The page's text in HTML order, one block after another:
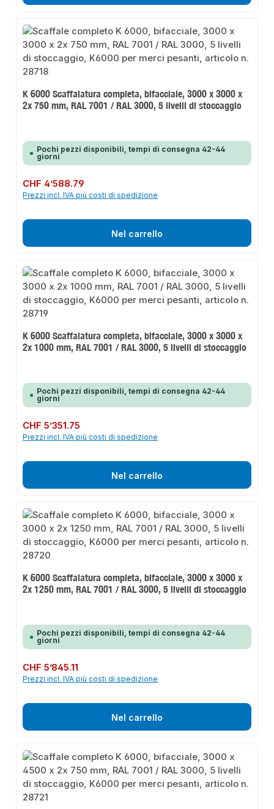
K 6000 Scaffalatura completa, bifacciale, 3000 x 3000 x
2x 750 mm, RAL 7001 / RAL 3000, 5 livelli di stoccaggio
Pochi pezzi disponibili, tempi di consegna 42-44
giorni
Prezzo normale:
CHF 4’588.79
Prezzi incl. IVA più costi di spedizione
Nel carrello
K 6000 Scaffalatura completa, bifacciale, 3000 x 3000 x
2x 1000 mm, RAL 7001 / RAL 3000, 5 livelli di stoccaggio
Pochi pezzi disponibili, tempi di consegna 42-44
giorni
Prezzo normale:
CHF 5’351.75
Prezzi incl. IVA più costi di spedizione
Nel carrello
K 6000 Scaffalatura completa, bifacciale, 3000 x 3000 x
2x 1250 mm, RAL 7001 / RAL 3000, 5 livelli di stoccaggio
Pochi pezzi disponibili, tempi di consegna 42-44
giorni
Prezzo normale:
CHF 5’845.11
Prezzi incl. IVA più costi di spedizione
Nel carrello